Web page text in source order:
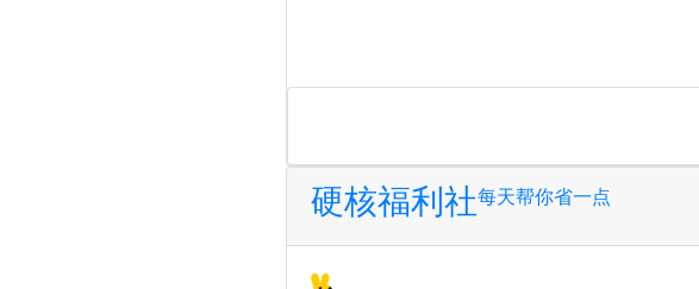
硬核福利社每天帮你省一点